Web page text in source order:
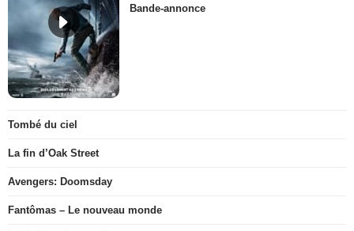
Bande-annonce
Tombé du ciel
La fin d’Oak Street
Avengers: Doomsday
Fantômas – Le nouveau monde